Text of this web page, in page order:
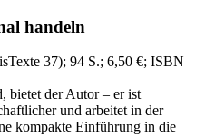
handeln
37); 94 S.; 6,50 €; ISBN
bietet der Autor – er ist
und arbeitet in der
kompakte Einführung in die